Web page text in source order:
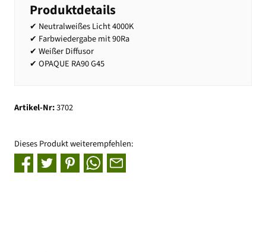
Produktdetails
✔ Neutralweißes Licht 4000K
✔ Farbwiedergabe mit 90Ra
✔ Weißer Diffusor
✔ OPAQUE RA90 G45
Artikel-Nr:3702
Dieses Produkt weiterempfehlen: